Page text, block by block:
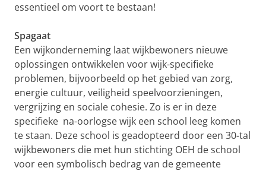
essentieel om voort te bestaan!
Spagaat
Een wijkonderneming laat wijkbewoners nieuwe
oplossingen ontwikkelen voor wijk-specifieke
problemen, bijvoorbeeld op het gebied van zorg,
energie cultuur, veiligheid speelvoorzieningen,
vergrijzing en sociale cohesie. Zo is er in deze
specifieke na-oorlogse wijk een school leeg komen
te staan. Deze school is geadopteerd door een 30-tal
wijkbewoners die met hun stichting OEH de school
voor een symbolisch bedrag van de gemeente